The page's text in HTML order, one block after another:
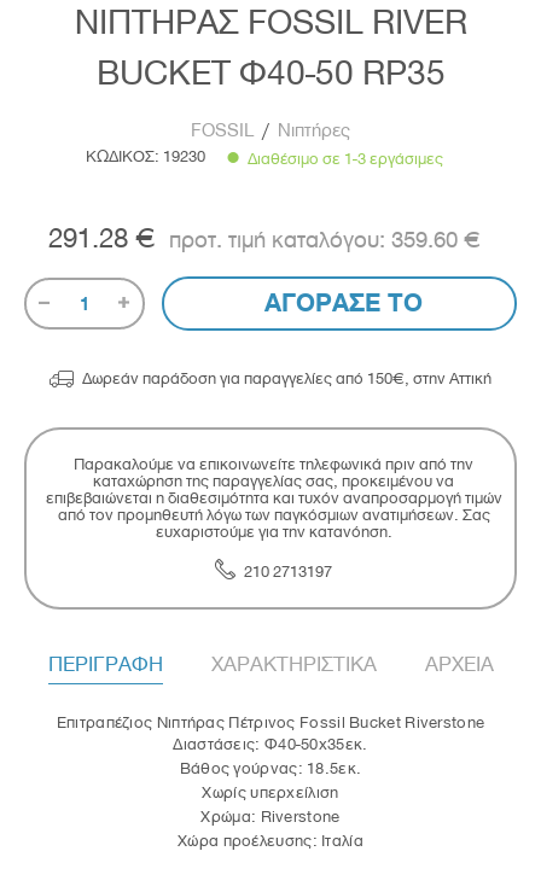
ΝΙΠΤΗΡΑΣ FOSSIL RIVER
BUCKET Φ40-50 RP35
FOSSIL / Νιπτήρες
ΚΩΔΙΚΟΣ: 19230 Διαθέσιμο σε 1-3 εργάσιμες
291.28 € 359.60 €
1 ΑΓΟΡΑΣΕ ΤΟ
 Δωρεάν παράδοση για παραγγελίες από 150€, στην Αττική
Παρακαλούμε να επικοινωνείτε τηλεφωνικά πριν από την
καταχώρηση της παραγγελίας σας, προκειμένου να
επιβεβαιώνεται η διαθεσιμότητα και τυχόν αναπροσαρμογή τιμών
από τον προμηθευτή λόγω των παγκόσμιων ανατιμήσεων. Σας
ευχαριστούμε για την κατανόηση.
210 2713197
ΠΕΡΙΓΡΑΦΗ ΧΑΡΑΚΤΗΡΙΣΤΙΚΑ ΑΡΧΕΙΑ
Επιτραπέζιος Νιπτήρας Πέτρινος Fossil Bucket Riverstone
Διαστάσεις: Φ40-50x35εκ.
Βάθος γούρνας: 18.5εκ.
Χωρίς υπερχείλιση
Χρώμα: Riverstone
Χώρα προέλευσης: Ιταλία